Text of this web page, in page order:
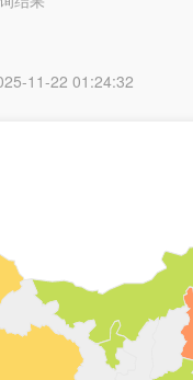
11-22 01:24:32